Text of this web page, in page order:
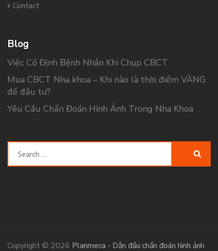
Contact
Blog
Việc Cố Định Bệnh Nhân Khi Chụp CBCT
Mua CBCT Nha khoa – Khi nào là thời điểm VÀNG
để đầu tư?
Yêu Cầu Chẩn Đoán Hình Ảnh Trong Nha Khoa
Copyright © 2026 Planmeca - Dẫn đầu chẩn đoán hình ảnh